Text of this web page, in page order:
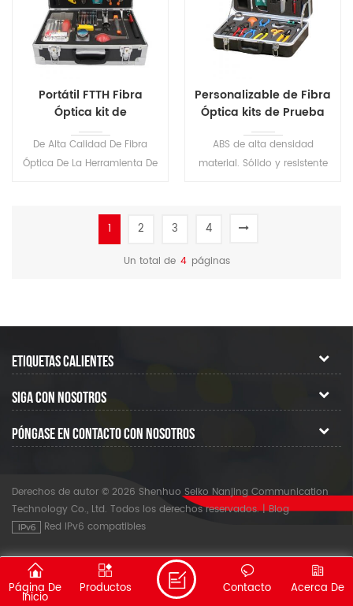
óptica probador.
Portátil FTTH Fibra
Óptica kit de
herramientas S22
De Alta Calidad De Fibra
Óptica De La Herramienta De
todos los que con más
herramientas y suministros
Personalizable de Fibra
Óptica kits de Prueba
S26
ABS de alta densidad
material. Sólido y resistente
de fibra de construcción.
1 2 3 4
Un total de 4 páginas
ETIQUETAS CALIENTES
SIGA CON NOSOTROS
PÓNGASE EN CONTACTO CON NOSOTROS
Derechos de autor © 2026 Shenhuo Seiko Nanjing Communication
Technology Co., Ltd. Todos los derechos reservados.|Blog
Red IPv6 compatibles
Página De
Inicio
Productos Acerca De
Contacto